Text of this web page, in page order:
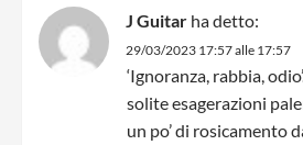
J Guitar ha detto:
29/03/2023 17:57 alle 17:57
‘Ignoranza, rabbia,
solite esagerazioni
un po’ di rosicamento